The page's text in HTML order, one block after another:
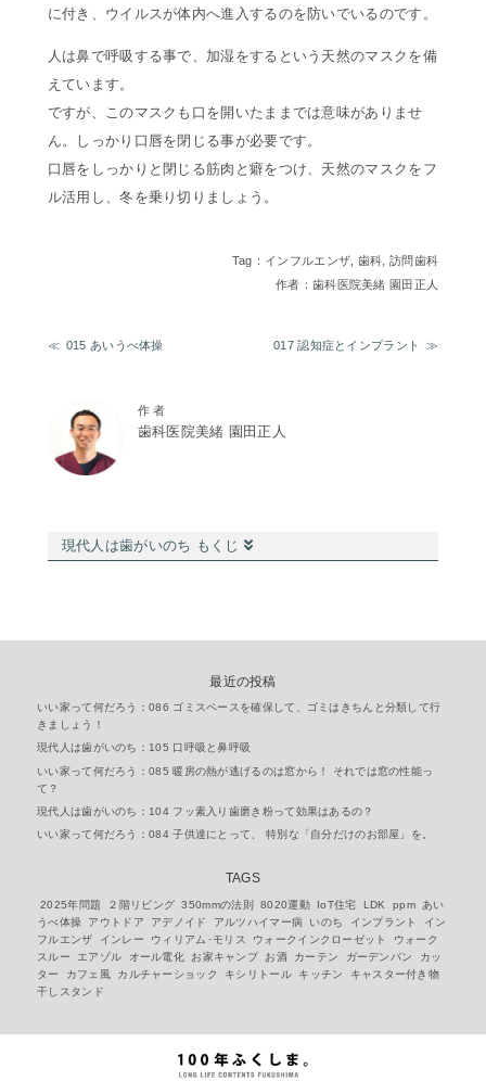
に付き、ウイルスが体内へ進入するのを防いでいるのです。
人は鼻で呼吸する事で、加湿をするという天然のマスクを備
えています。
ですが、このマスクも口を開いたままでは意味がありませ
ん。しっかり口唇を閉じる事が必要です。
口唇をしっかりと閉じる筋肉と癖をつけ、天然のマスクをフ
ル活用し、冬を乗り切りましょう。
Tag： インフルエンザ 歯科 訪問歯科
作者：歯科医院美緒 園田正人
015 あいうべ体操 017 認知症とインプラント
作 者
歯科医院美緒 園田正人
現代人は歯がいのち もくじ
最近の投稿
いい家って何だろう：086 ゴミスペースを確保して、ゴミはきちんと分類して行
きましょう！
現代人は歯がいのち：105 口呼吸と鼻呼吸
いい家って何だろう：085 暖房の熱が逃げるのは窓から！ それでは窓の性能っ
て？
現代人は歯がいのち：104 フッ素入り歯磨き粉って効果はあるの？
いい家って何だろう：084 子供達にとって、 特別な「自分だけのお部屋」を。
TAGS
2025年問題 ２階リビング 350mmの法則 8020運動 IoT住宅 LDK ppm
あい
うべ体操
アウトドア アデノイド アルツハイマー病 いのち インプラント
イン
フルエンザ
インレー ウィリアム･モリス ウォークインクローゼット
ウォーク
スルー
エアゾル オール電化 お家キャンプ お酒 カーテン ガーデンパン
カッ
ター
カフェ風 カルチャーショック キシリトール キッチン
キャスター付き物
干しスタンド